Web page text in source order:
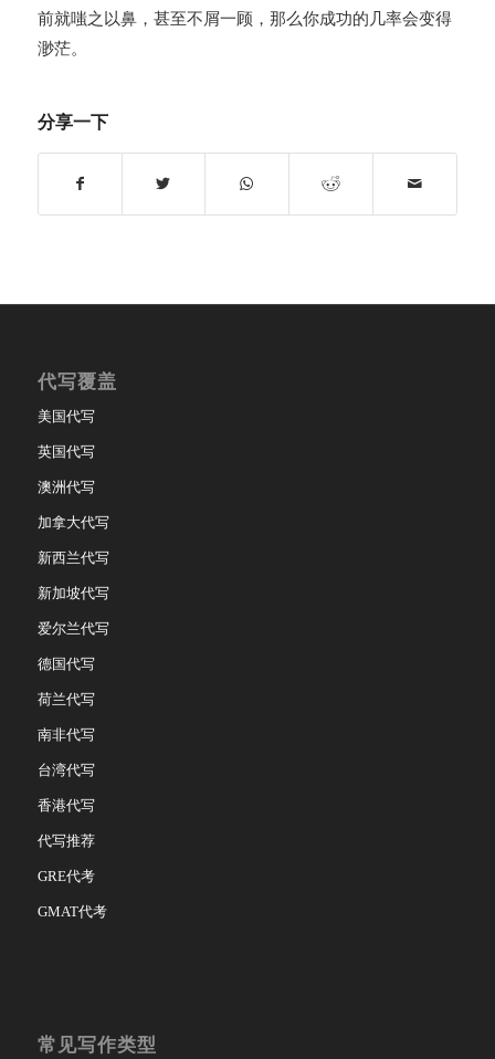
前就嗤之以鼻，甚至不屑一顾，那么你成功的几率会变得
渺茫。
分享一下
代写覆盖
美国代写
英国代写
澳洲代写
加拿大代写
新西兰代写
新加坡代写
爱尔兰代写
德国代写
荷兰代写
南非代写
台湾代写
香港代写
代写推荐
GRE代考
GMAT代考
常见写作类型